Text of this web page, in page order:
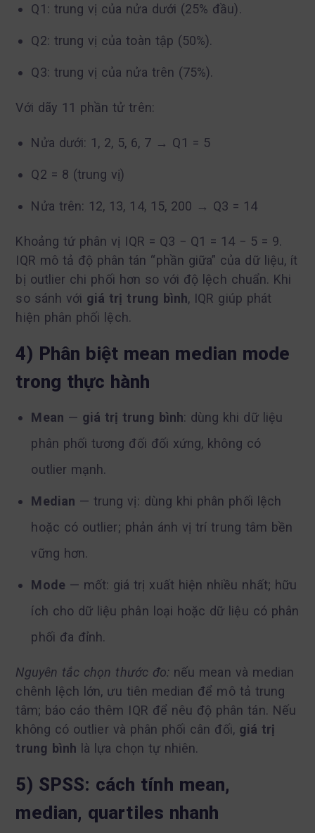
Q1: trung vị của nửa dưới (25% đầu).
Q2: trung vị của toàn tập (50%).
Q3: trung vị của nửa trên (75%).
Với dãy 11 phần tử trên:
Nửa dưới: 1, 2, 5, 6, 7 → Q1 = 5
Q2 = 8 (trung vị)
Nửa trên: 12, 13, 14, 15, 200 → Q3 = 14
Khoảng tứ phân vị IQR = Q3 − Q1 = 14 − 5 = 9.
IQR mô tả độ phân tán “phần giữa” của dữ liệu, ít
bị outlier chi phối hơn so với độ lệch chuẩn. Khi
so sánh với giá trị trung bình, IQR giúp phát
hiện phân phối lệch.
4) Phân biệt mean median mode
trong thực hành
Mean — giá trị trung bình: dùng khi dữ liệu
phân phối tương đối đối xứng, không có
outlier mạnh.
Median — trung vị: dùng khi phân phối lệch
hoặc có outlier; phản ánh vị trí trung tâm bền
vững hơn.
Mode— mốt: giá trị xuất hiện nhiều nhất; hữu
ích cho dữ liệu phân loại hoặc dữ liệu có phân
phối đa đỉnh.
Nguyên tắc chọn thước đo: nếu mean và median
chênh lệch lớn, ưu tiên median để mô tả trung
tâm; báo cáo thêm IQR để nêu độ phân tán. Nếu
không có outlier và phân phối cân đối, giá trị
trung bình là lựa chọn tự nhiên.
5) SPSS: cách tính mean,
median, quartiles nhanh